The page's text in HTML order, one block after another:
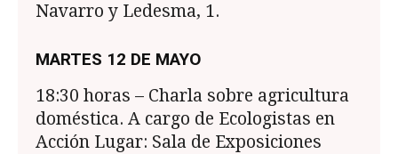
Navarro y Ledesma, 1.
MARTES 12 DE MAYO
18:30 horas – Charla sobre agricultura
doméstica. A cargo de Ecologistas en
Acción Lugar: Sala de Exposiciones